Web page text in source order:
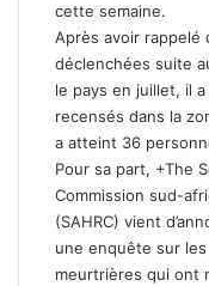
cette semaine.
Après avoir rappelé
déclenchées suite
le pays en juillet, il
recensés dans la
a atteint 36
Pour sa part, +The
Commission sud-
(SAHRC) vient
une enquête sur
meurtrières qui ont